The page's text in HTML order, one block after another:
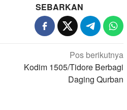
SEBARKAN
Pos berikutnya
Kodim 1505/Tidore Berbagi
Daging Qurban